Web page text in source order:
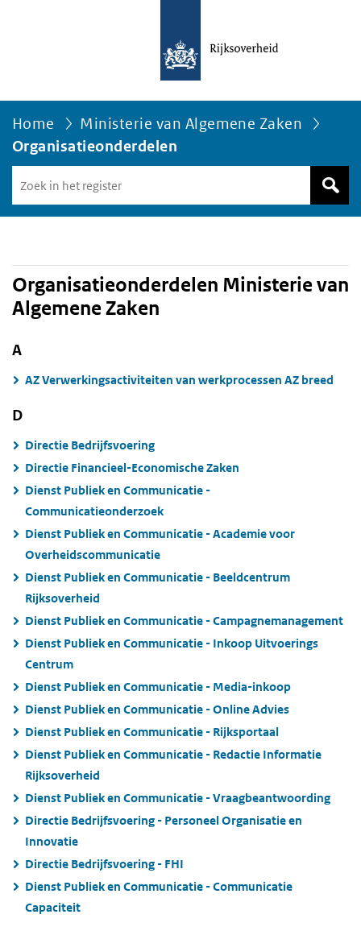
Home
Ministerie van Algemene Zaken
Organisatieonderdelen
in
het
Avgregisterrijksoverheid.nl
Organisatieonderdelen Ministerie van
Algemene Zaken
A
AZ Verwerkingsactiviteiten van werkprocessen AZ breed
D
Directie Bedrijfsvoering
Directie Financieel-Economische Zaken
Dienst Publiek en Communicatie -
Communicatieonderzoek
Dienst Publiek en Communicatie - Academie voor
Overheidscommunicatie
Dienst Publiek en Communicatie - Beeldcentrum
Rijksoverheid
Dienst Publiek en Communicatie - Campagnemanagement
Dienst Publiek en Communicatie - Inkoop Uitvoerings
Centrum
Dienst Publiek en Communicatie - Media-inkoop
Dienst Publiek en Communicatie - Online Advies
Dienst Publiek en Communicatie - Rijksportaal
Dienst Publiek en Communicatie - Redactie Informatie
Rijksoverheid
Dienst Publiek en Communicatie - Vraagbeantwoording
Directie Bedrijfsvoering - Personeel Organisatie en
Innovatie
Directie Bedrijfsvoering - FHI
Dienst Publiek en Communicatie - Communicatie
Capaciteit